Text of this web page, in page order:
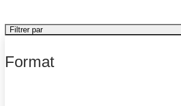
Filtrer par
Format